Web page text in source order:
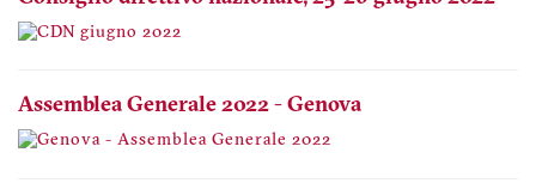
Assemblea Generale 2022 - Genova